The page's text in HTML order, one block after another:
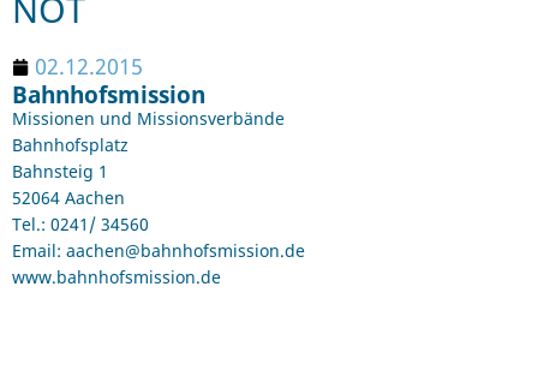
NOT
02.12.2015
Bahnhofsmission
Missionen und Missionsverbände
Bahnhofsplatz
Bahnsteig 1
52064 Aachen
Tel.: 0241/ 34560
Email: aachen@bahnhofsmission.de
www.bahnhofsmission.de